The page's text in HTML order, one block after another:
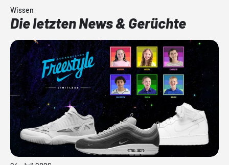
Wissen
Die letzten News & Gerüchte